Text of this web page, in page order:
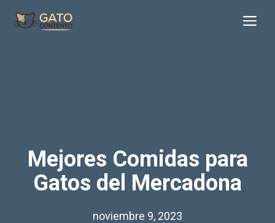
Mejores Comidas para
Gatos del Mercadona
noviembre 9, 2023